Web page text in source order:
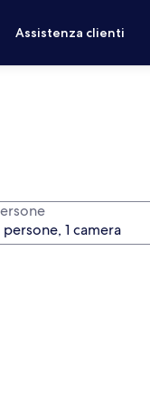
Assistenza clienti